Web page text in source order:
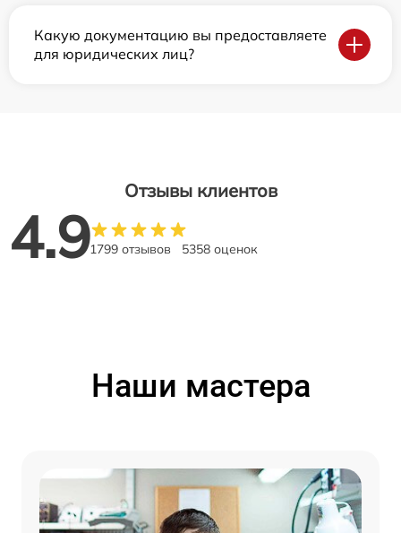
Какую документацию вы предоставляете
для юридических лиц?
Отзывы клиентов
4.91799 отзывов 5358 оценок
Наши мастера